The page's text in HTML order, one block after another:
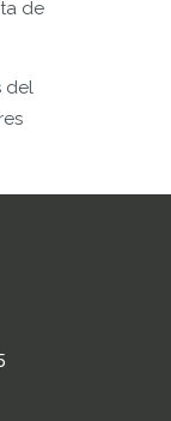
de
del